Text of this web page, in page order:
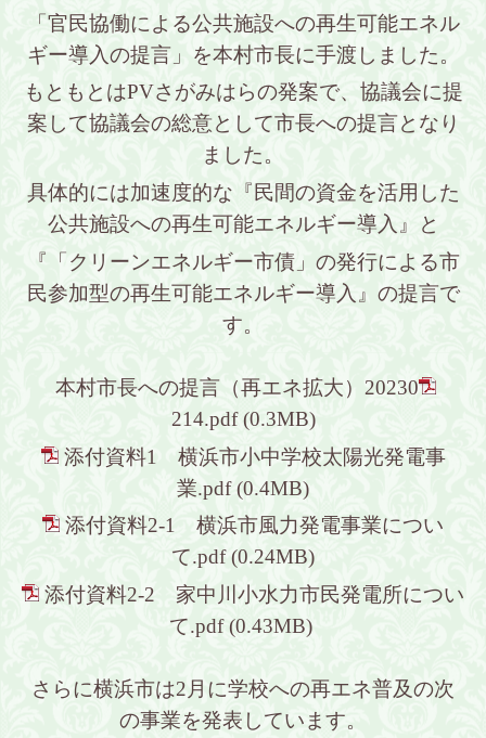
「官民協働による公共施設への再生可能エネル
ギー導入の提言」を本村市長に手渡しました。
もともとはPVさがみはらの発案で、協議会に提
案して協議会の総意として市長への提言となり
ました。
具体的には加速度的な『民間の資金を活用した
公共施設への再生可能エネルギー導入』と
『「クリーンエネルギー市債」の発行による市
民参加型の再生可能エネルギー導入』の提言で
す。
本村市長への提言（再エネ拡大）20230
214.pdf(0.3MB)
添付資料1 横浜市小中学校太陽光発電事
業.pdf(0.4MB)
添付資料2-1 横浜市風力発電事業につい
て.pdf(0.24MB)
添付資料2-2 家中川小水力市民発電所につい
て.pdf(0.43MB)
さらに横浜市は2月に学校への再エネ普及の次
の事業を発表しています。